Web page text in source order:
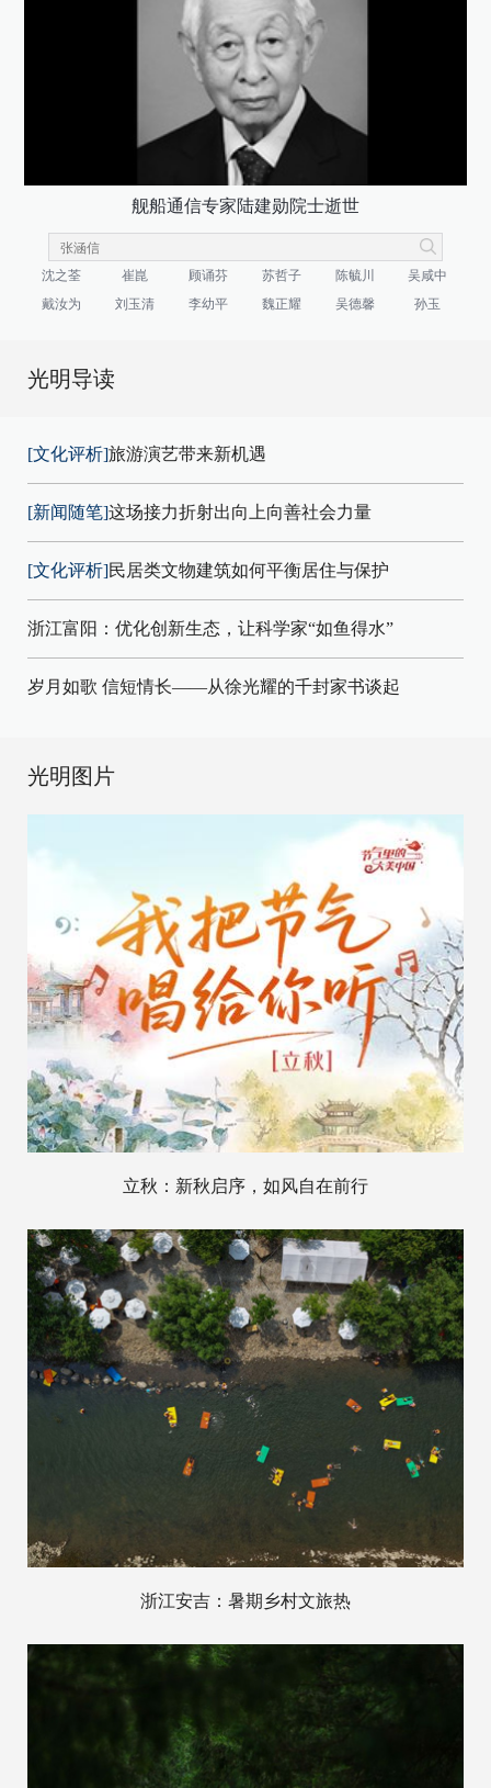
舰船通信专家陆建勋院士逝世
沈之荃 崔崑 顾诵芬 苏哲子 陈毓川
吴咸中
戴汝为
刘玉清 李幼平 魏正耀 吴德馨 孙玉
光明导读
[文化评析]旅游演艺带来新机遇
[新闻随笔]这场接力折射出向上向善社会力量
[文化评析]民居类文物建筑如何平衡居住与保护
浙江富阳：优化创新生态，让科学家“如鱼得水”
岁月如歌 信短情长——从徐光耀的千封家书谈起
光明图片
立秋：新秋启序，如风自在前行
浙江安吉：暑期乡村文旅热